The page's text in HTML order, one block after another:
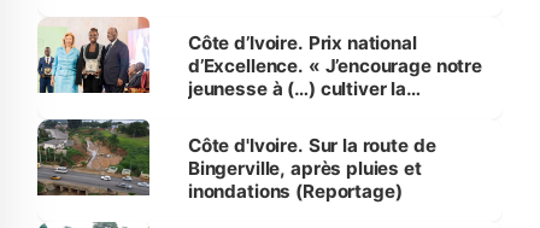
Côte d’Ivoire. Prix national
d’Excellence. « J’encourage notre
jeunesse à (…) cultiver la
(Alassane Ouattara
Côte d'Ivoire. Sur la route de
Bingerville, après pluies et
inondations (Reportage)